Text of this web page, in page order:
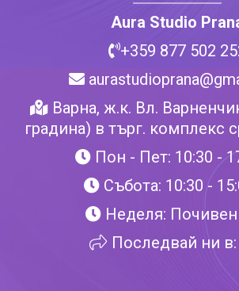
Aura Studio
+359 877 502
Варна, ж.к. Вл.
градина) в търг. комплекс
Пон - Пет: 10:30 -
Събота: 10:30 -
Неделя:
Последвай ни в: